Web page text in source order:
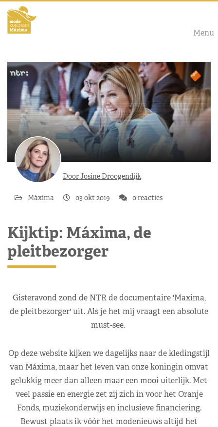
Menu
Door Josine Droogendijk
Máxima 03 okt 2019 0 reacties
Kijktip: Máxima, de
pleitbezorger
Gisteravond zond de NTR de documentaire 'Maxima,
de pleitbezorger' uit. Als je het mij vraagt een absolute
must-see.
Op deze website kijken we dagelijks naar de kledingstijl
van Máxima, maar het leven van onze koningin omvat
gelukkig meer dan alleen maar een mooi uiterlijk. Met
veel passie en energie zet zij zich in voor het Oranje
Fonds, muziekonderwijs en inclusieve financiering.
Bewust plaats ik vóór het modenieuws altijd het